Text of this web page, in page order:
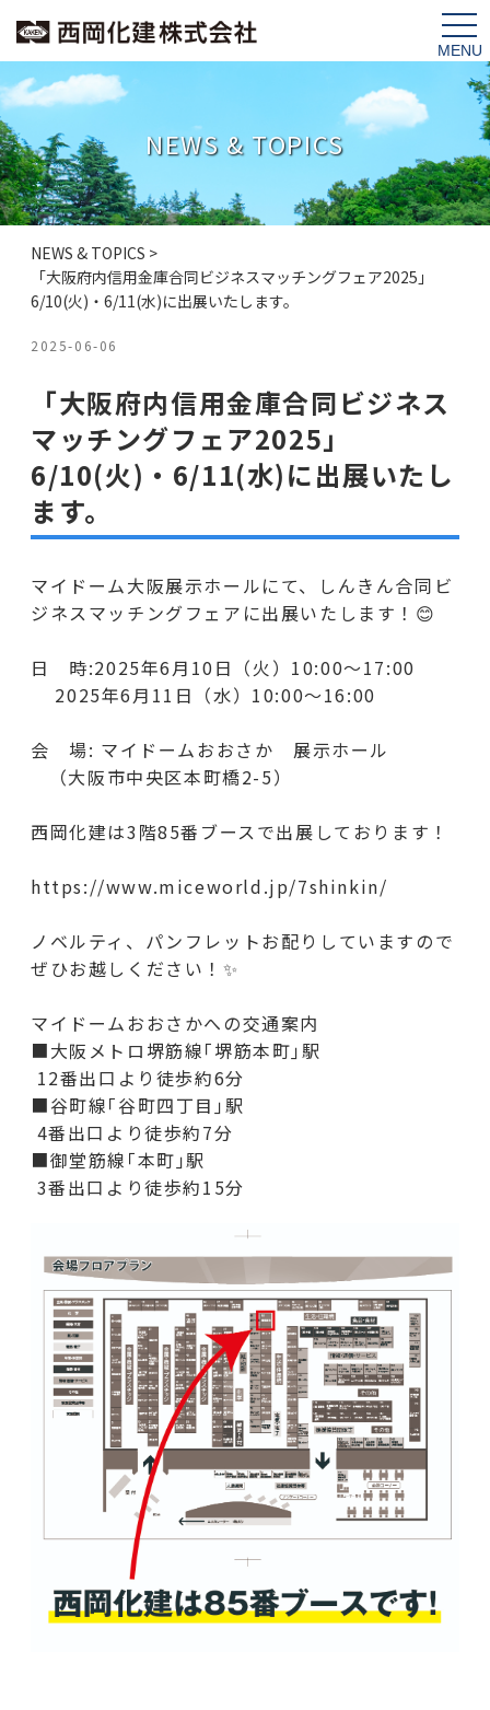
NEWS & TOPICS
NEWS & TOPICS >
「大阪府内信用金庫合同ビジネスマッチングフェア2025」
6/10(火)・6/11(水)に出展いたします。
2025-06-06
「大阪府内信用金庫合同ビジネス
マッチングフェア2025」
6/10(火)・6/11(水)に出展いたし
ます。
マイドーム大阪展示ホールにて、しんきん合同ビ
ジネスマッチングフェアに出展いたします！😊
日 時:2025年6月10日（火）10:00～17:00
2025年6月11日（水）10:00～16:00
会 場: マイドームおおさか 展示ホール
（大阪市中央区本町橋2-5）
西岡化建は3階85番ブースで出展しております！
https://www.miceworld.jp/7shinkin/
ノベルティ、パンフレットお配りしていますので
ぜひお越しください！✨
マイドームおおさかへの交通案内
■大阪メトロ堺筋線｢堺筋本町｣駅
12番出口より徒歩約6分
■谷町線｢谷町四丁目｣駅
4番出口より徒歩約7分
■御堂筋線｢本町｣駅
3番出口より徒歩約15分